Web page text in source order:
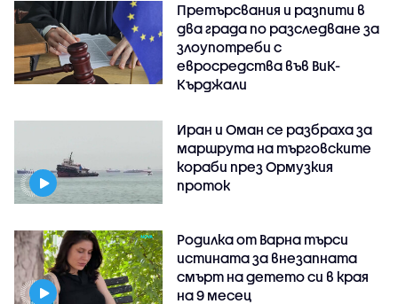
Претърсвания и разпити в
два града по разследване за
злоупотреби с
евросредства във ВиК-
Кърджали
Иран и Оман се разбраха за
маршрута на търговските
кораби през Ормузкия
проток
Родилка от Варна търси
истината за внезапната
смърт на детето си в края
на 9 месец